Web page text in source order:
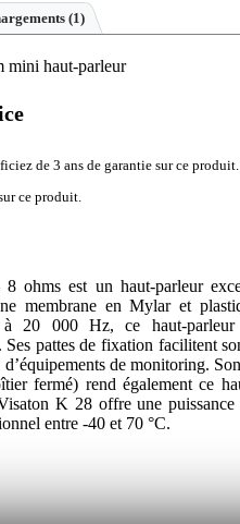
(1)
mini haut-parleur
de 3 ans de garantie sur ce produit.
ce produit.
est un haut-parleur
membrane en Mylar et
20 000 Hz, ce haut-
pattes de fixation facilitent
de monitoring.
fermé) rend également ce
K 28 offre une
entre -40 et 70 °C.